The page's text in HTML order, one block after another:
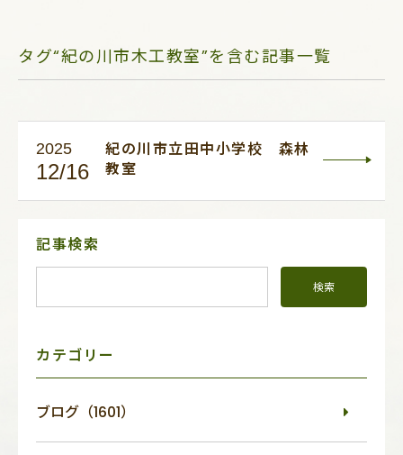
タグ“紀の川市木工教室”を含む記事一覧
2025
12/16
紀の川市立田中小学校 森林
教室
サ
ニ
記事検索
カテゴリー
ブログ（1601）